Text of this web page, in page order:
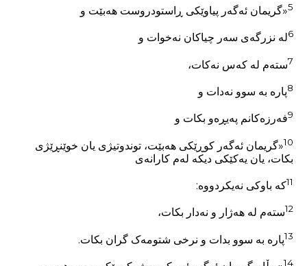
5«گریمان ئەگەر پیاوێکی ڕاستودروست هەبێت و
6لە نزرگەی سەر چیاکان نەخوات و
7ستەم لە کەس نەکات،
8پارە بە سوو نەدات و
9فەرزەکانم پەیڕەو بکات و
10«گریمان ئەگەر کوڕێکی هەبێت، توندوتیژی یان خوێنڕێژی
بکات، یان یەکێکی دیکە لەم کارانەی
11کە باوکی نەیکردووە:
12ستەم لە هەژار و نەدار بکات،
13پارە بە سوو بدات و نرخی شتومەک گران بکات.
14